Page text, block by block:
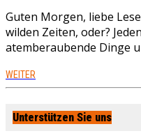
Guten Morgen, liebe
wilden Zeiten, oder?
atemberaubende Dinge
WEITER
Unterstützen Sie uns